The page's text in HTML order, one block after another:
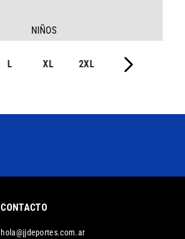
NIÑOS
L XL 2XL
CONTACTO
hola@jjdeportes.com.ar